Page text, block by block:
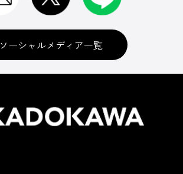
ソーシャルメディア一覧